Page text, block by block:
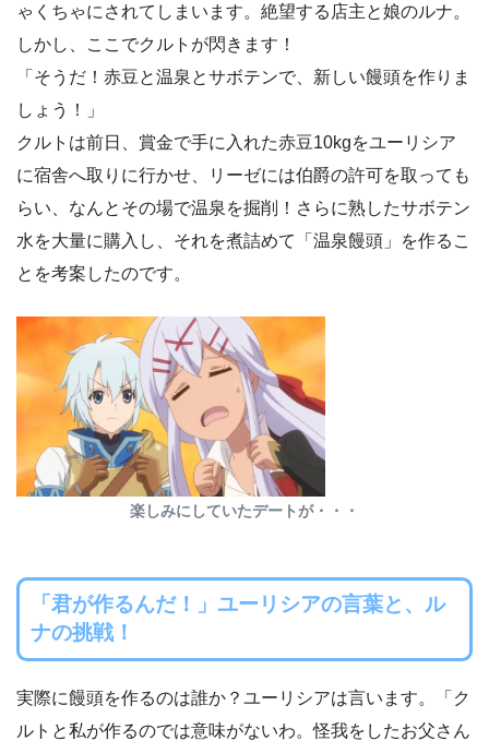
ゃくちゃにされてしまいます。絶望する店主と娘のルナ。
しかし、ここでクルトが閃きます！
「そうだ！赤豆と温泉とサボテンで、新しい饅頭を作りま
しょう！」
クルトは前日、賞金で手に入れた赤豆10kgをユーリシア
に宿舎へ取りに行かせ、リーゼには伯爵の許可を取っても
らい、なんとその場で温泉を掘削！さらに熟したサボテン
水を大量に購入し、それを煮詰めて「温泉饅頭」を作るこ
とを考案したのです。
楽しみにしていたデートが・・・
「君が作るんだ！」ユーリシアの言葉と、ル
ナの挑戦！
実際に饅頭を作るのは誰か？ユーリシアは言います。「ク
ルトと私が作るのでは意味がないわ。怪我をしたお父さん